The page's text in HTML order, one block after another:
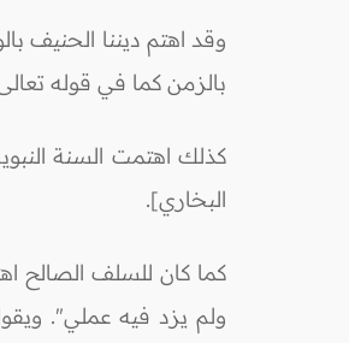
بالزمن كما في قوله تعالى:(والعصر إن الإنسان
كذلك اهتمت السنة
البخاري].
كما كان للسلف
ولم يزد فيه عملي".